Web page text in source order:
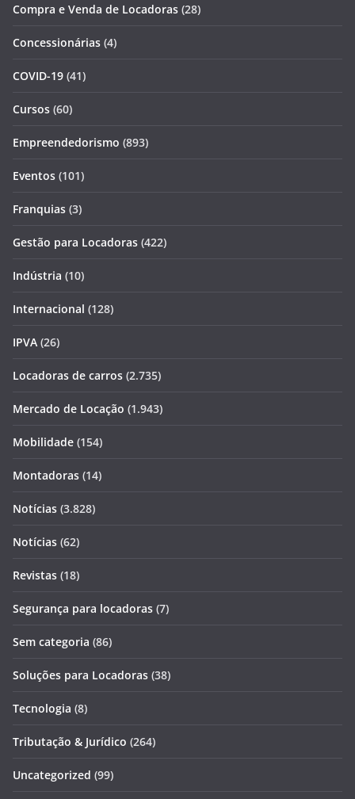
Compra e Venda de Locadoras (28)
Concessionárias (4)
COVID-19 (41)
Cursos (60)
Empreendedorismo (893)
Eventos (101)
Franquias (3)
Gestão para Locadoras (422)
Indústria (10)
Internacional (128)
IPVA (26)
Locadoras de carros (2.735)
Mercado de Locação (1.943)
Mobilidade (154)
Montadoras (14)
Notícias (3.828)
Notícias (62)
Revistas (18)
Segurança para locadoras (7)
Sem categoria (86)
Soluções para Locadoras (38)
Tecnologia (8)
Tributação & Jurídico (264)
Uncategorized (99)